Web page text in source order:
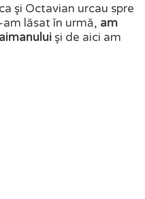
şi Octavian urcau spre
am lăsat în urmă, am
şi de aici am